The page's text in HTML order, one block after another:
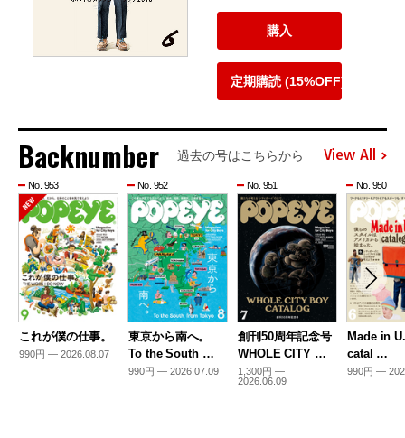
購入
定期購読 (15%OFF)
Backnumber 過去の号はこちらから View All
No. 953
これが僕の仕事。
990円 — 2026.08.07
No. 952
東京から南へ。
To the South …
990円 — 2026.07.09
No. 951
創刊50周年記念号
WHOLE CITY …
1,300円 —
2026.06.09
No. 950
Made in
catal …
990円 —